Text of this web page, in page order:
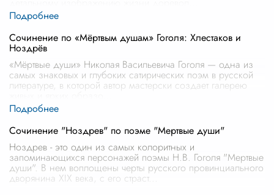
Сочинение по «Мёртвым душам» Гоголя: Хлестаков и
Ноздрёв
«Мёртвые души» Николая Васильевича Гоголя — одна из
самых знаковых и глубоких сатирических поэм в русской
литературе, в которой автор мастерски создает галерею
Сочинение "Ноздрев" по поэме "Мертвые души"
Ноздрев - это один из самых колоритных и
запоминающихся персонажей поэмы Н.В. Гоголя "Мертвые
души". В нем воплощены черты русского провинциального
дворянина XIX века, с его страст